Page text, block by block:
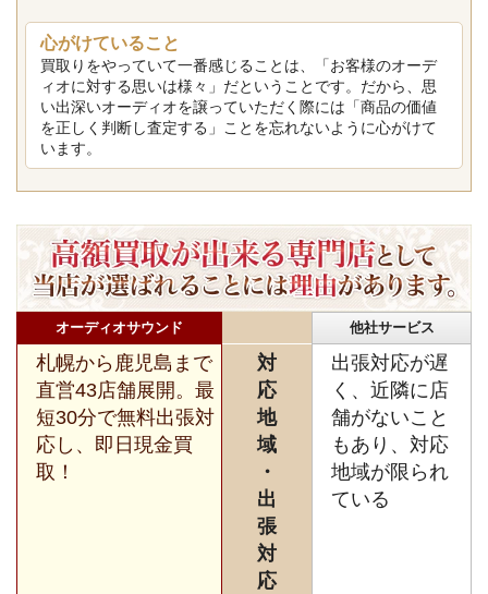
心がけていること
買取りをやっていて一番感じることは、「お客様のオーデ
ィオに対する思いは様々」だということです。だから、思
い出深いオーディオを譲っていただく際には「商品の価値
を正しく判断し査定する」ことを忘れないように心がけて
います。
オーディオサウンド 他社サービス
札幌から鹿児島まで
直営43店舗展開。最
短30分で無料出張対
応し、即日現金買
取！
対
応
地
域
・
出
張
対
応
出張対応が遅
く、近隣に店
舗がないこと
もあり、対応
地域が限られ
ている